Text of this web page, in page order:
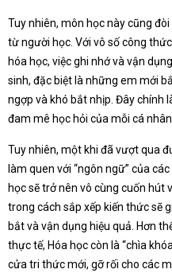
Tuy nhiên, môn học này cũng
từ người học. Với vô số công
hóa học, việc ghi nhớ và vận
sinh, đặc biệt là những em mới
ngợp và khó bắt nhịp. Đây chính
đam mê học hỏi của mỗi cá
Tuy nhiên, một khi đã vượt qua
làm quen với “ngôn ngữ” của
học sẽ trở nên vô cùng cuốn hút
trong cách sắp xếp kiến thức sẽ
bắt và vận dụng hiệu quả. Hơn
thực tế, Hóa học còn là “chìa
cửa tri thức mới, gỡ rối cho các